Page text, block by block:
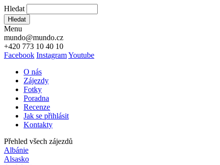
Hledat
Hledat
Menu
mundo@mundo.cz
+420 773 10 40 10
Facebook InstagramYoutube
O nás
Zájezdy
Fotky
Poradna
Recenze
Jak se přihlásit
Kontakty
Přehled všech zájezdů
Albánie
Alsasko